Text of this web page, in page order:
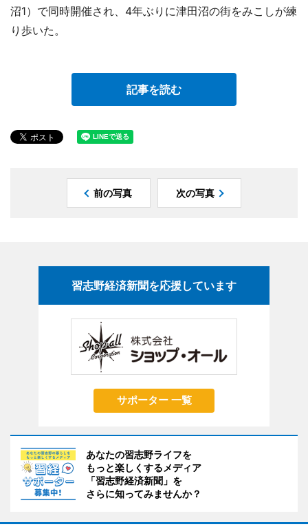
沼1）で同時開催され、4年ぶりに津田沼の街をみこしが練
り歩いた。
記事を読む
前の写真 次の写真
習志野経済新聞を応援しています
サポーター 一覧
あなたの習志野ライフを
もっと楽しくするメディア
「習志野経済新聞」を
さらに知ってみませんか？